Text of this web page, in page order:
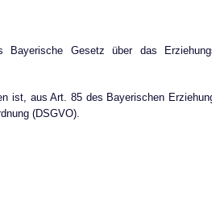
Bayerische Gesetz über das
ist, aus Art. 85 des Bayerischen
(DSGVO).